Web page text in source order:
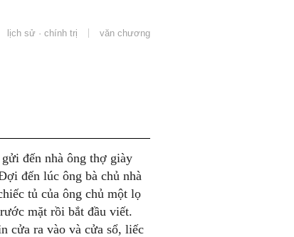
lịch sử · chính trị văn chương
đến nhà ông thợ giày
đến lúc ông bà chủ nhà
tủ của ông chủ một lọ
mặt rồi bắt đầu viết.
cửa ra vào và cửa sổ, liếc